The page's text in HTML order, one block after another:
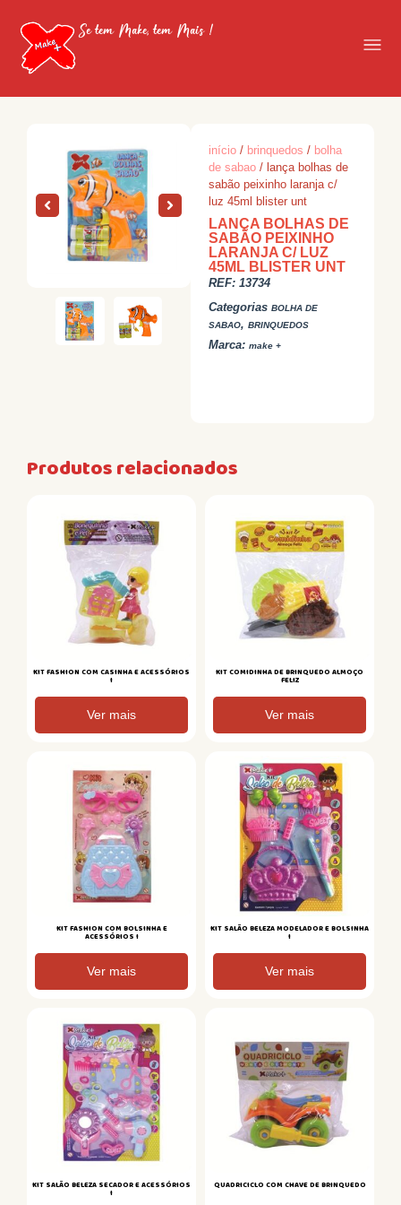
Se tem Make, tem Mais !
início / brinquedos / bolha
de sabao / lança bolhas de
sabão peixinho laranja c/
luz 45ml blister unt
LANÇA BOLHAS DE
SABÃO PEIXINHO
LARANJA C/ LUZ
45ML BLISTER UNT
REF:13734
Categorias BOLHA DE
SABAO,BRINQUEDOS
Marca:make +
Produtos relacionados
KIT FASHION COM CASINHA E ACESSÓRIOS
I
Ver mais
KIT COMIDINHA DE BRINQUEDO ALMOÇO
FELIZ
Ver mais
KIT FASHION COM BOLSINHA E
ACESSÓRIOS I
Ver mais
KIT SALÃO BELEZA MODELADOR E BOLSINHA
I
Ver mais
KIT SALÃO BELEZA SECADOR E ACESSÓRIOS
I
QUADRICICLO COM CHAVE DE BRINQUEDO